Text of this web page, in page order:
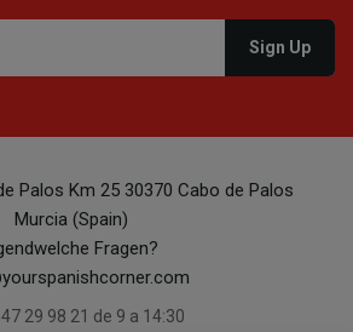
Palos Km 25 30370 Cabo de Palos
Murcia (Spain)
Fragen?
29 98 21 de 9 a 14:30